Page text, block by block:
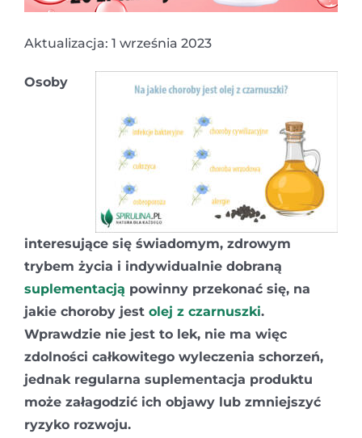
Aktualizacja: 1 września 2023
Osoby
interesujące się świadomym, zdrowym
trybem życia i indywidualnie dobraną
suplementacją powinny przekonać się, na
jakie choroby jest olej z czarnuszki.
Wprawdzie nie jest to lek, nie ma więc
zdolności całkowitego wyleczenia schorzeń,
jednak regularna suplementacja produktu
może załagodzić ich objawy lub zmniejszyć
ryzyko rozwoju.